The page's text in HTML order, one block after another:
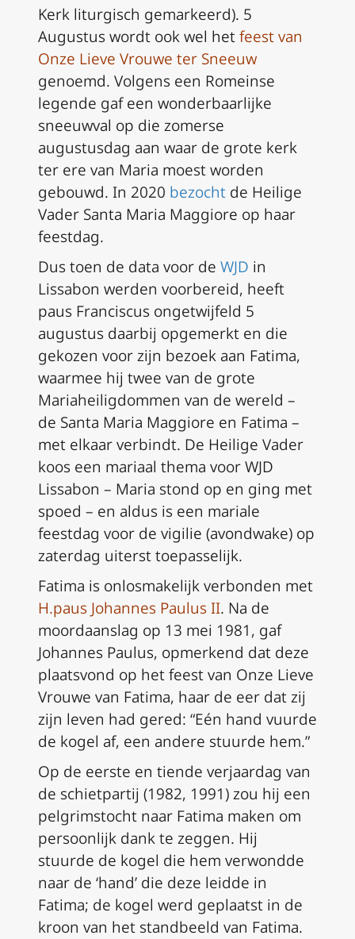
Kerk liturgisch gemarkeerd). 5
Augustus wordt ook wel hetfeest van
Onze Lieve Vrouwe ter Sneeuw
genoemd. Volgens een Romeinse
legende gaf een wonderbaarlijke
sneeuwval op die zomerse
augustusdag aan waar de grote kerk
ter ere van Maria moest worden
gebouwd. In 2020 bezocht de Heilige
Vader Santa Maria Maggiore op haar
feestdag.
Dus toen de data voor de WJD in
Lissabon werden voorbereid, heeft
paus Franciscus ongetwijfeld 5
augustus daarbij opgemerkt en die
gekozen voor zijn bezoek aan Fatima,
waarmee hij twee van de grote
Mariaheiligdommen van de wereld –
de Santa Maria Maggiore en Fatima –
met elkaar verbindt. De Heilige Vader
koos een mariaal thema voor WJD
Lissabon – Maria stond op en ging met
spoed – en aldus is een mariale
feestdag voor de vigilie (avondwake) op
zaterdag uiterst toepasselijk.
Fatima is onlosmakelijk verbonden met
H.paus Johannes Paulus II. Na de
moordaanslag op 13 mei 1981, gaf
Johannes Paulus, opmerkend dat deze
plaatsvond op het feest van Onze Lieve
Vrouwe van Fatima, haar de eer dat zij
zijn leven had gered: “Eén hand vuurde
de kogel af, een andere stuurde hem.”
Op de eerste en tiende verjaardag van
de schietpartij (1982, 1991) zou hij een
pelgrimstocht naar Fatima maken om
persoonlijk dank te zeggen. Hij
stuurde de kogel die hem verwondde
naar de ‘hand’ die deze leidde in
Fatima; de kogel werd geplaatst in de
kroon van het standbeeld van Fatima.